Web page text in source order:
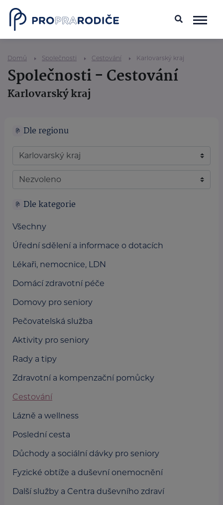
Domů Společnosti Cestování Karlovarský kraj
Společnosti - Cestování
Karlovarský kraj
Dle regionu
Dle kategorie
Všechny
Úřední sdělení a informace o dotacích
Lékaři, nemocnice, LDN
Domácí zdravotní péče
Domovy pro seniory
Pečovatelská služba
Aktivity pro seniory
Rady a tipy
Zdravotní a kompenzační pomůcky
Cestování
Lázně a wellness
Poslední cesta
Důchody a sociální dávky pro seniory
Fyzické obtíže a duševní onemocnění
Další služby a Centra duševního zdraví